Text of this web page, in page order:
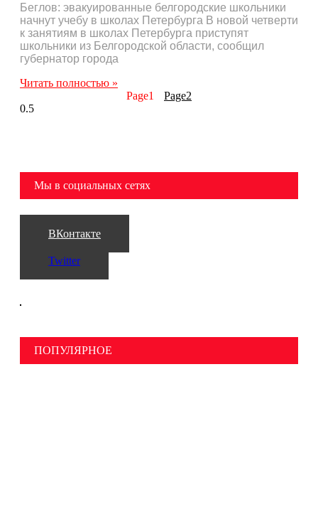
Беглов: эвакуированные белгородские школьники
начнут учебу в школах Петербурга В новой четверти
к занятиям в школах Петербурга приступят
школьники из Белгородской области, сообщил
губернатор города
Читать полностью »
Page1 Page2
Мы в социальных сетях
ВКонтакте
Twitter
ПОПУЛЯРНОЕ